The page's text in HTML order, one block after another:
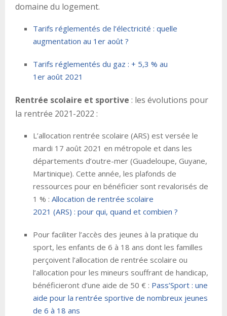
domaine du logement.
Tarifs réglementés de l’électricité : quelle
augmentation au 1er août ?
Tarifs réglementés du gaz : + 5,3 % au
1er août 2021
Rentrée scolaire et sportive : les évolutions pour
la rentrée 2021-2022 :
L’allocation rentrée scolaire (ARS) est versée le
mardi 17 août 2021 en métropole et dans les
départements d’outre-mer (Guadeloupe, Guyane,
Martinique). Cette année, les plafonds de
ressources pour en bénéficier sont revalorisés de
1 % : Allocation de rentrée scolaire
2021 (ARS) : pour qui, quand et combien ?
Pour faciliter l’accès des jeunes à la pratique du
sport, les enfants de 6 à 18 ans dont les familles
perçoivent l’allocation de rentrée scolaire ou
l’allocation pour les mineurs souffrant de handicap,
bénéficieront d’une aide de 50 € : Pass’Sport : une
aide pour la rentrée sportive de nombreux jeunes
de 6 à 18 ans